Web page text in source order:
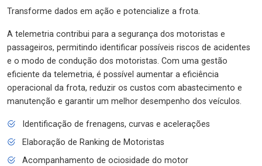
Transforme dados em ação e potencialize a frota.
A telemetria contribui para a segurança dos motoristas e
passageiros, permitindo identificar possíveis riscos de acidentes
e o modo de condução dos motoristas. Com uma gestão
eficiente da telemetria, é possível aumentar a eficiência
operacional da frota, reduzir os custos com abastecimento e
manutenção e garantir um melhor desempenho dos veículos.
Identificação de frenagens, curvas e acelerações
Elaboração de Ranking de Motoristas
Acompanhamento de ociosidade do motor